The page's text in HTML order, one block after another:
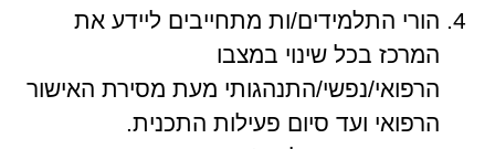
הורי התלמידים/ות מתחייבים ליידע את
המרכז בכל שינוי במצבו
הרפואי/נפשי/התנהגותי מעת מסירת האישור
הרפואי ועד סיום פעילות התכנית.